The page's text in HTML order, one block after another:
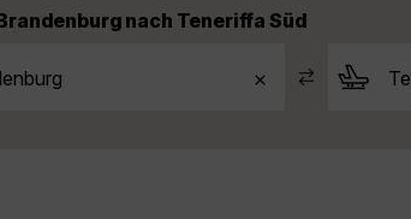
nach Teneriffa Süd